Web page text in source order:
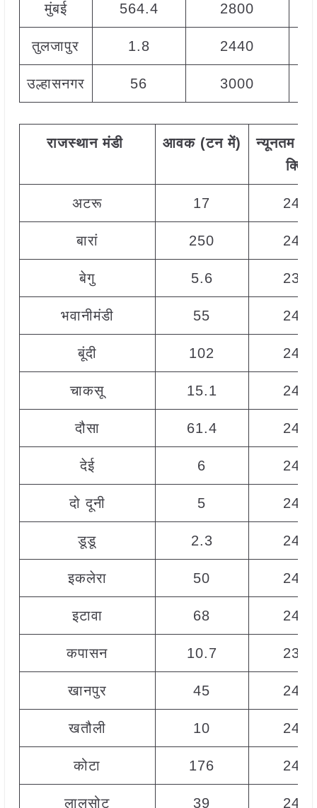
मुंबई 564.4 2800
तुलजापुर 1.8 2440
उल्हासनगर 56 3000
राजस्थान मंडी आवक(टन में) न्यूनतम
क्विं.)
अटरू 17 2461
बारां 250 2400
बेगु 5.6 2300
भवानीमंडी 55 2400
बूंदी 102 2480
चाकसू 15.1 2470
दौसा 61.4 2465
देई 6 2475
दो दूनी 5 2400
डूडू 2.3 2450
इकलेरा 50 2470
इटावा 68 2465
कपासन 10.7 2350
खानपुर 45 2400
खतौली 10 2410
कोटा 176 2451
लालसोट 39 2400